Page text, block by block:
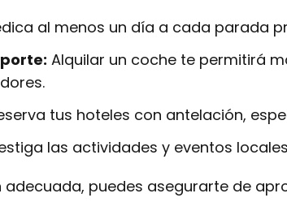
al menos un día a cada parada
Alquilar un coche te permitirá
tus hoteles con antelación,
las actividades y eventos
adecuada, puedes asegurarte de